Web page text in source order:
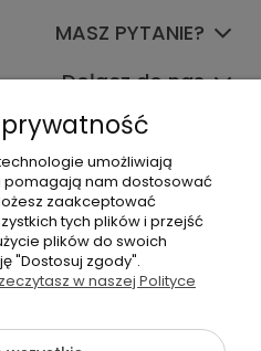
MASZ PYTANIE?
Dołącz do nas
367 989
umożliwiają
pomagają nam dostosować
zaakceptować
tych plików i przejść
plików do swoich
"Dostosuj zgody".
w naszej Polityce